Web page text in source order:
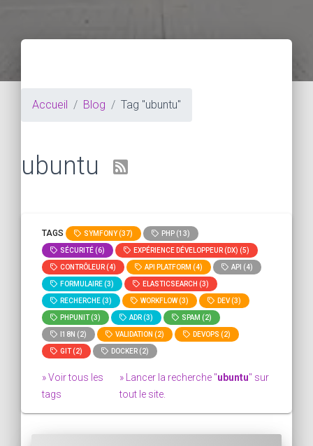
Accueil Blog Tag "ubuntu"
ubuntu
TAGS SYMFONY (37) PHP (13)
SÉCURITÉ (6) EXPÉRIENCE DÉVELOPPEUR (DX) (5)
CONTRÔLEUR (4) API PLATFORM (4) API (4)
FORMULAIRE (3) ELASTICSEARCH (3)
RECHERCHE (3) WORKFLOW (3) DEV (3)
PHPUNIT (3) ADR (3) SPAM (2)
I18N (2) VALIDATION (2) DEVOPS (2)
GIT (2) DOCKER (2)
» Voir tous les
tags
» Lancer la recherche "ubuntu" sur
tout le site.